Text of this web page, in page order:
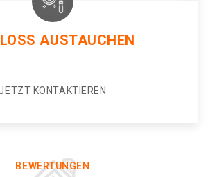
AUSTAUCHEN
KONTAKTIEREN
BEWERTUNGEN